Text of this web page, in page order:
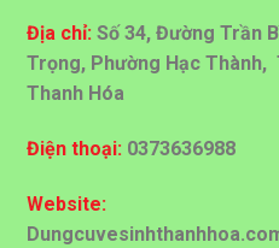
Địa chỉ: Số 34, Đường Trần
Trọng, Phường Hạc Thành,
Thanh Hóa
Điện thoại: 0373636988
Website: